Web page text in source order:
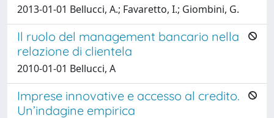
2013-01-01 Bellucci, A.; Favaretto, I.; Giombini, G.
Il ruolo del management bancario nella
relazione di clientela
2010-01-01 Bellucci, A
Imprese innovative e accesso al credito.
Un’indagine empirica